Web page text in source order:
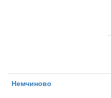
Немчиново